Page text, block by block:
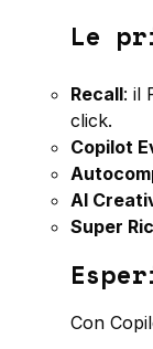
Le
Recall: il
click.
Copilot
AI
Super
Con